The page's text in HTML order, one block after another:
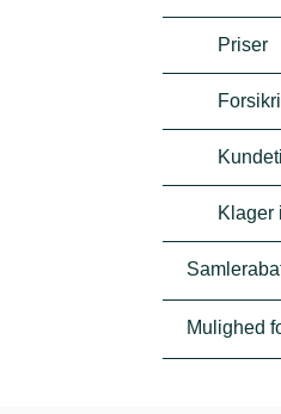
Priser
Klager
Mulighed